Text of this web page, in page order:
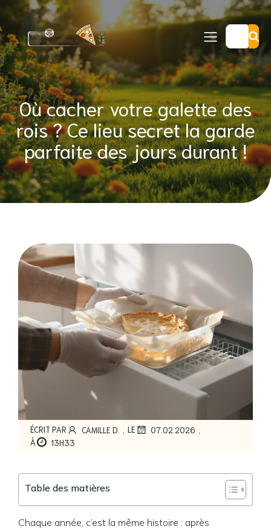
Où cacher votre galette des
rois ? Ce lieu secret la garde
parfaite des jours durant !
ÉCRIT PAR CAMILLE D. , LE 07.02.2026 ,
À 13H33
Table des matières
Chaque année, c’est la même histoire : après